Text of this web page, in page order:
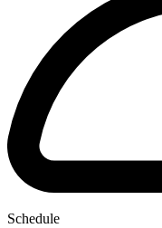
Schedule